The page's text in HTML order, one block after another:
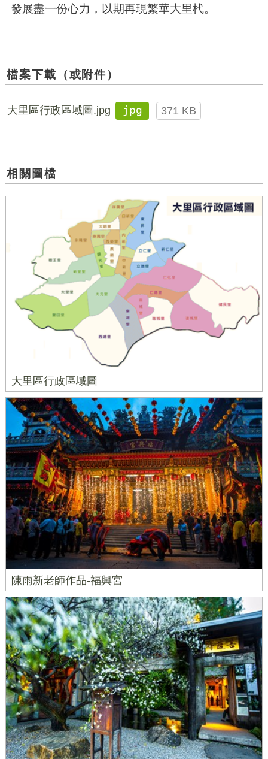
發展盡一份心力，以期再現繁華大里杙。
檔案下載（或附件）
大里區行政區域圖.jpg jpg 371 KB
相關圖檔
大里區行政區域圖
陳雨新老師作品-福興宮